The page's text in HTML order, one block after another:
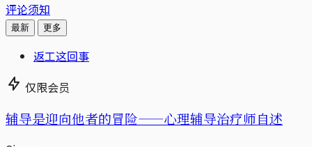
评论须知
最新 更多
返工这回事
仅限会员
辅导是迎向他者的冒险——心理辅导治疗师自述